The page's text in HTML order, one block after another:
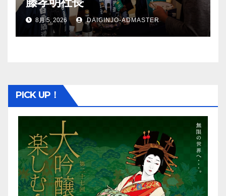
8月 5, 2026 DAIGINJO-ADMASTER
PICK UP！